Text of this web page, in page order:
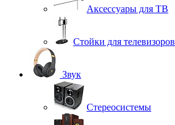
Аксессуары для ТВ
Стойки для телевизоров
Звук
Стереосистемы